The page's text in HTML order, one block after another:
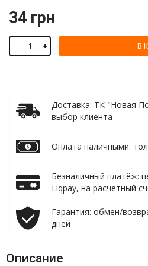
34 грн
- + В
Доставка: ТК "Новая
выбор клиента
Оплата наличными:
Безналичный платёж:
Liqpay, на расчетный
Гарантия: обмен/
дней
Описание